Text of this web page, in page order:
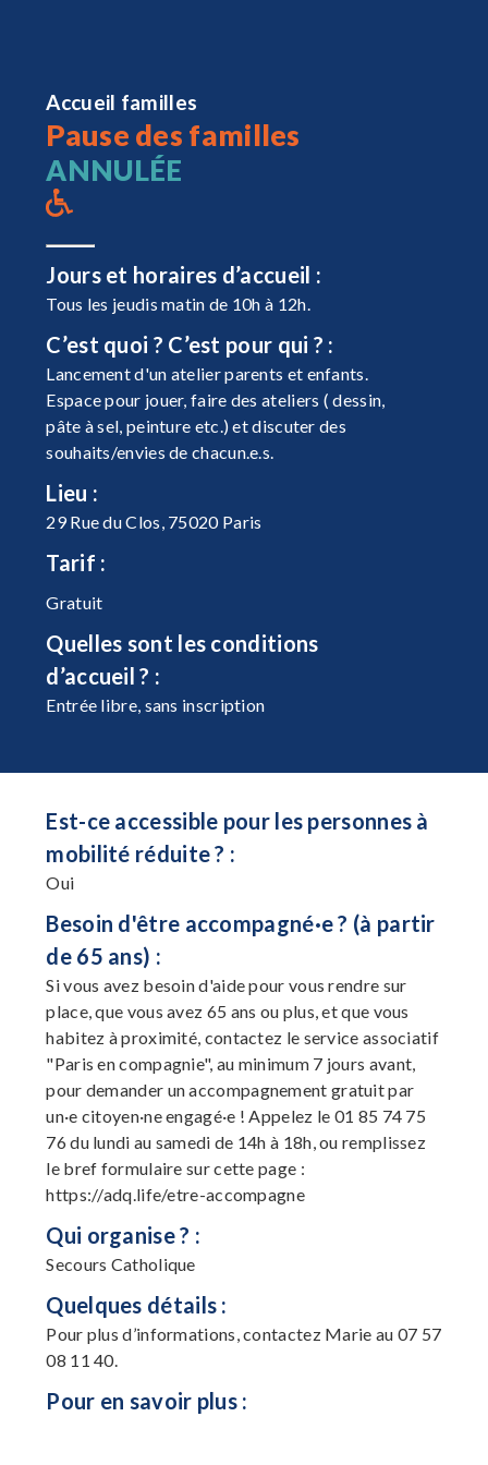
Accueil familles
Pause des familles
ANNULÉE
Jours et horaires d’accueil :
Tous les jeudis matin de 10h à 12h.
C’est quoi ? C’est pour qui ? :
Lancement d'un atelier parents et enfants.
Espace pour jouer, faire des ateliers ( dessin,
pâte à sel, peinture etc.) et discuter des
souhaits/envies de chacun.e.s.
Lieu :
29 Rue du Clos, 75020 Paris
Tarif :
Gratuit
Quelles sont les conditions
d’accueil ? :
Entrée libre, sans inscription
Est-ce accessible pour les personnes à
mobilité réduite ? :
Oui
Besoin d'être accompagné·e ? (à partir
de 65 ans) :
Si vous avez besoin d'aide pour vous rendre sur
place, que vous avez 65 ans ou plus, et que vous
habitez à proximité, contactez le service associatif
"Paris en compagnie", au minimum 7 jours avant,
pour demander un accompagnement gratuit par
un·e citoyen·ne engagé·e ! Appelez le 01 85 74 75
76 du lundi au samedi de 14h à 18h, ou remplissez
le bref formulaire sur cette page :
https://adq.life/etre-accompagne
Qui organise ? :
Secours Catholique
Quelques détails :
Pour plus d’informations, contactez Marie au 07 57
08 11 40.
Pour en savoir plus :